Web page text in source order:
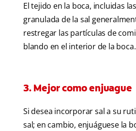
El tejido en la boca, incluidas
granulada de la sal
restregar las partículas de
blando en el interior de la boca.
3. Mejor como enjuague
Si desea incorporar sal a su
sal; en cambio, enjuáguese la